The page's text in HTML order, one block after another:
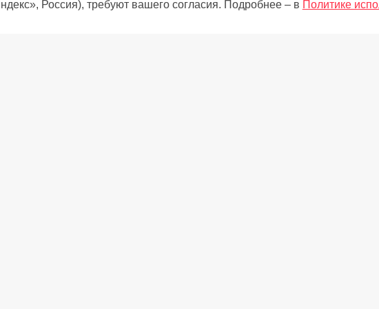
Россия), требуют вашего согласия. Подробнее – в Политике